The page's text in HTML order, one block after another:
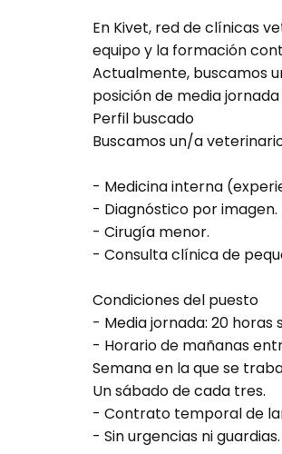
En Kivet, red de clínicas
equipo y la formación
Actualmente, buscamos
posición de media
Perfil buscado
Buscamos un/a
- Medicina interna
- Diagnóstico por imagen.
- Cirugía menor.
- Consulta clínica de
Condiciones del puesto
- Media jornada: 20 horas
- Horario de mañanas
Semana en la que se
Un sábado de cada tres.
- Contrato temporal de
- Sin urgencias ni guardias.